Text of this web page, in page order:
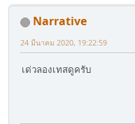
Narrative
24 มีนาคม 2020, 19:22:59
เด่วลองเทสดูครับ